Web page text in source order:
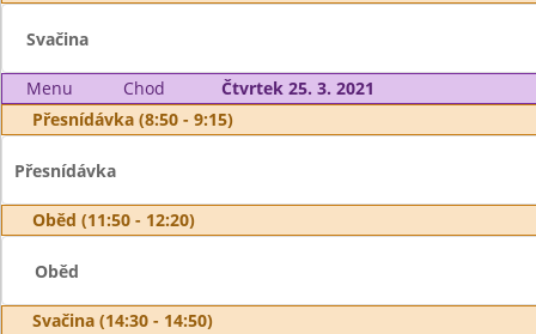
Svačina
Menu Chod
Čtvrtek 25. 3. 2021
Přesnídávka (8:50 - 9:15)
Přesnídávka
Oběd (11:50 - 12:20)
Oběd
Svačina (14:30 - 14:50)